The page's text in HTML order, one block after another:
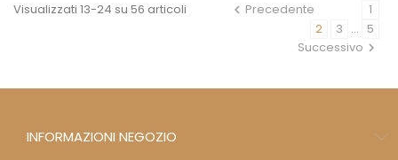
Visualizzati 13-24 su 56 articoli Precedente
1
2
3 … 5
Successivo
INFORMAZIONI NEGOZIO